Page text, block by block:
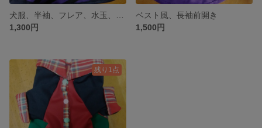
1,300円
ベスト風、長袖前開き
1,500円
残り1点